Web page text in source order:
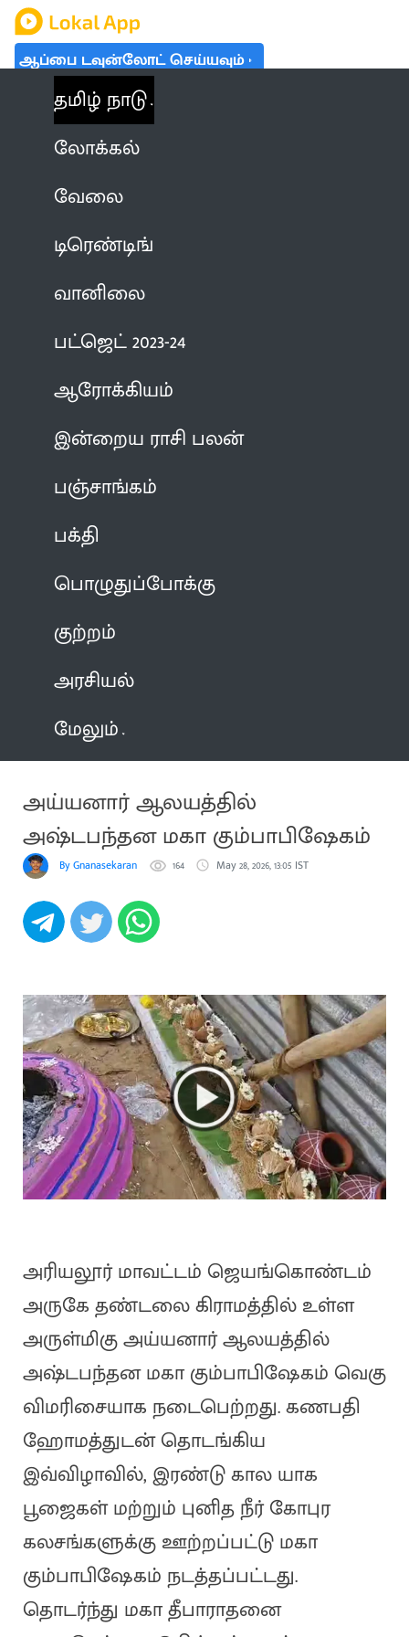
ஆப்பை டவுன்லோட் செய்யவும்
தமிழ் நாடு
லோக்கல்
வேலை
டிரெண்டிங்
வானிலை
பட்ஜெட் 2023-24
ஆரோக்கியம்
இன்றைய ராசி பலன்
பஞ்சாங்கம்
பக்தி
பொழுதுப்போக்கு
குற்றம்
அரசியல்
மேலும்
அய்யனார் ஆலயத்தில்
அஷ்டபந்தன மகா கும்பாபிஷேகம்
By Gnanasekaran 164 May 28, 2026, 13:05 IST
அரியலூர் மாவட்டம் ஜெயங்கொண்டம்
அருகே தண்டலை கிராமத்தில் உள்ள
அருள்மிகு அய்யனார் ஆலயத்தில்
அஷ்டபந்தன மகா கும்பாபிஷேகம் வெகு
விமரிசையாக நடைபெற்றது. கணபதி
ஹோமத்துடன் தொடங்கிய
இவ்விழாவில், இரண்டு கால யாக
பூஜைகள் மற்றும் புனித நீர் கோபுர
கலசங்களுக்கு ஊற்றப்பட்டு மகா
கும்பாபிஷேகம் நடத்தப்பட்டது.
தொடர்ந்து மகா தீபாராதனை